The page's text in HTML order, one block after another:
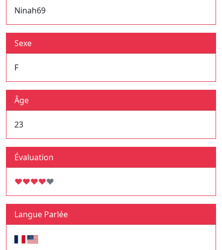
Ninah69
Sexe
F
Âge
23
Évaluation
♥♥♥♥♥
Langue Parlée